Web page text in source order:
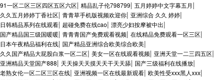
91一区二区三区四区五区六区| 精品乱子伦798799| 五月婷婷中文字幕五月|
久久五月婷婷丁香社区| 青青草手机版视频欢迎你| 亚洲综合 久久 婷婷|
日韩精品系列在线观看| 超碰免费在线cao| 漂亮少妇按摩被中出|
国产精品国三级国暖暖| 青青青国产免费观看视频| 在线精品免费观看一区三区|
日本午夜精品福利在线| 国产精品亚洲综合欧美综合欧美|
久久国产精品大屁股白浆一区二区| 美女一区在线观看视频| 亚洲天堂一二三四五区|
亚洲精品天堂国产888| 天天操天天摸天天干天天舔| 国产三级福利在线播放|
老熟女伦一区二区三区在线| 亚洲视频一区在线最新观看| 欧美性受xxx黑人xxx|